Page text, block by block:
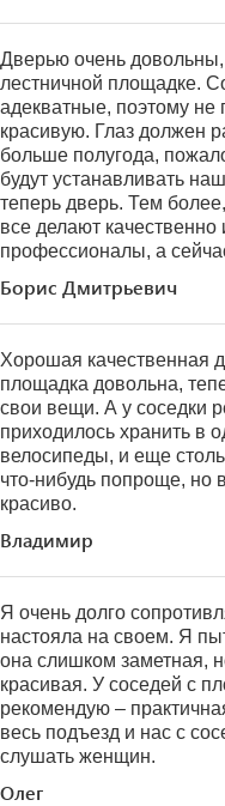
Дверью очень
лестничной площадке.
адекватные, поэтому не
красивую. Глаз должен
больше полугода,
будут устанавливать
теперь дверь. Тем
все делают
профессионалы, а
Борис Дмитрьевич
Хорошая качественная
площадка довольна,
свои вещи. А у соседки
приходилось хранить в
велосипеды, и еще
что-нибудь попроще, но
красиво.
Владимир
Я очень долго
настояла на своем. Я
она слишком заметная,
красивая. У соседей с
рекомендую –
весь подъезд и нас с
слушать женщин.
Олег